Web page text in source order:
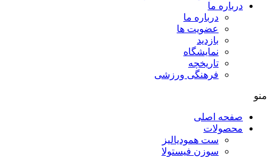
درباره ما
درباره ما
عضویت ها
بازدید
نمایشگاه
تاريخچه
فرهنگی ورزشی
منو
صفحه اصلی
محصولات
ست همودیالیز
سوزن فیستولا